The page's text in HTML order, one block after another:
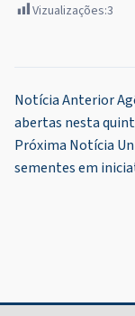
Vizualizações:3
Navegação
de
Post
Notícia Anterior
abertas nesta
Próxima Notícia
sementes em